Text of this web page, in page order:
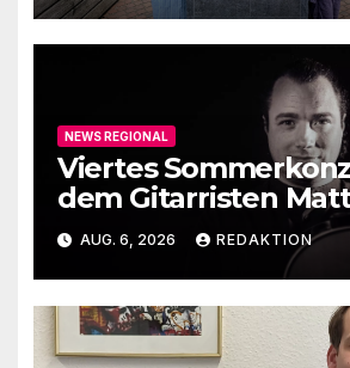
NEWS REGIONAL
Viertes
dem Gitarristen
Ehrig
AUG. 6, 2026 REDAKTION